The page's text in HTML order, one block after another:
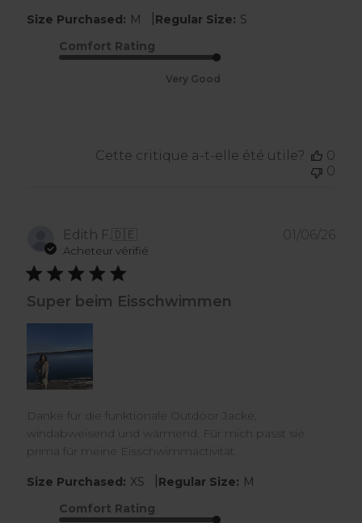
Mar
Size Purchased: M Regular Size: S
Comfort Rating
Very Good
Cette critique a-t-elle été utile?
0
0
Edith F.🇩🇪
Acheteur vérifié
Super beim Eisschwimmen
Danke für die funktionale Outdoor Jacke,
windabweisend und wärmend. Für mich passt sie
prima für meine Eisschwimmactivität.
Size Purchased: XS Regular Size: M
Comfort Rating
01/06/26